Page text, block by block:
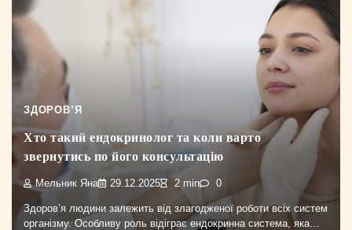
ЗДОРОВ’Я
Хто такий ендокринолог та коли варто
звернутись по його консультацію
Мельник Яна 29.12.2025 2 min 0
Здоров’я людини залежить від злагодженої роботи всіх систем
організму. Особливу роль відіграє ендокринна система, яка…